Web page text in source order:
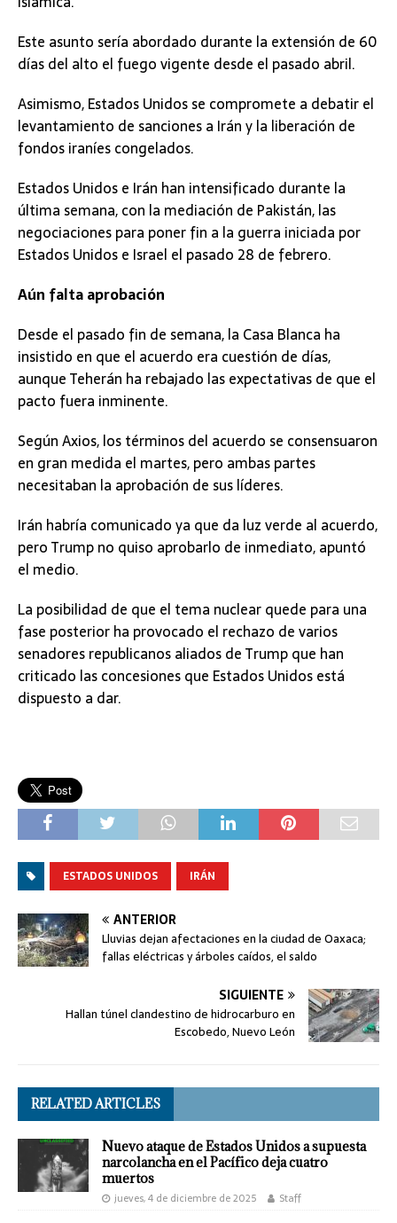
Este asunto sería abordado durante la extensión de 60
días del alto el fuego vigente desde el pasado abril.
Asimismo, Estados Unidos se compromete a debatir el
levantamiento de sanciones a Irán y la liberación de
fondos iraníes congelados.
Estados Unidos e Irán han intensificado durante la
última semana, con la mediación de Pakistán, las
negociaciones para poner fin a la guerra iniciada por
Estados Unidos e Israel el pasado 28 de febrero.
Aún falta aprobación
Desde el pasado fin de semana, la Casa Blanca ha
insistido en que el acuerdo era cuestión de días,
aunque Teherán ha rebajado las expectativas de que el
pacto fuera inminente.
Según Axios, los términos del acuerdo se consensuaron
en gran medida el martes, pero ambas partes
necesitaban la aprobación de sus líderes.
Irán habría comunicado ya que da luz verde al acuerdo,
pero Trump no quiso aprobarlo de inmediato, apuntó
el medio.
La posibilidad de que el tema nuclear quede para una
fase posterior ha provocado el rechazo de varios
senadores republicanos aliados de Trump que han
criticado las concesiones que Estados Unidos está
dispuesto a dar.
ESTADOS UNIDOS IRÁN
ANTERIOR
Lluvias dejan afectaciones en la ciudad de Oaxaca;
fallas eléctricas y árboles caídos, el saldo
SIGUIENTE
Hallan túnel clandestino de hidrocarburo en
Escobedo, Nuevo León
RELATED ARTICLES
Nuevo ataque de Estados Unidos a supuesta
narcolancha en el Pacífico deja cuatro
muertos
jueves, 4 de diciembre de 2025 Staff